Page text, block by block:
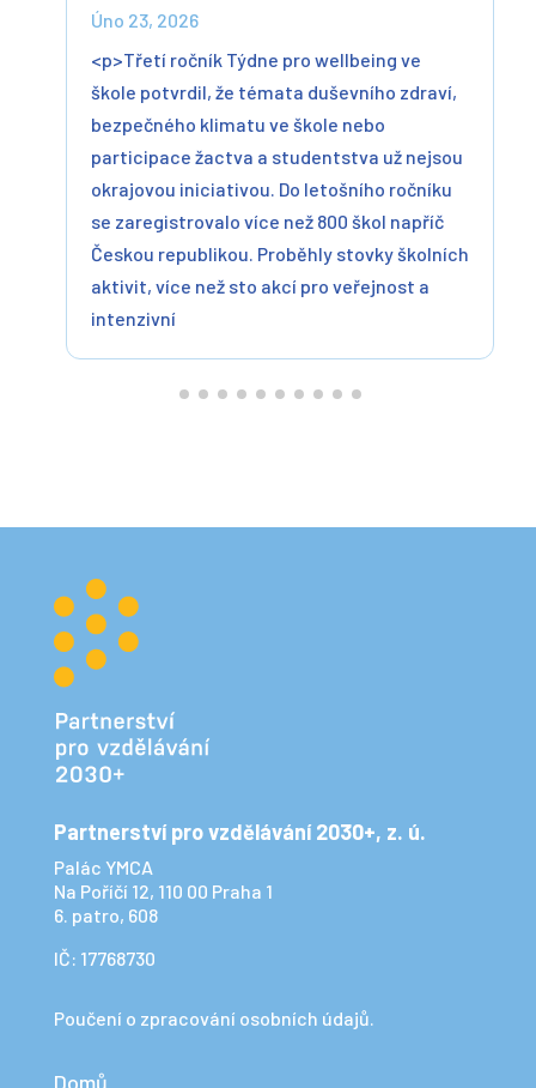
Úno 23, 2026
<p>Třetí ročník Týdne pro wellbeing ve
škole potvrdil, že témata duševního zdraví,
bezpečného klimatu ve škole nebo
participace žactva a studentstva už nejsou
okrajovou iniciativou. Do letošního ročníku
se zaregistrovalo více než 800 škol napříč
Českou republikou. Proběhly stovky školních
aktivit, více než sto akcí pro veřejnost a
intenzivní
Partnerství pro vzdělávání 2030+, z. ú.
Palác YMCA
Na Poříčí 12, 110 00 Praha 1
6. patro, 608
IČ: 17768730
Poučení o zpracování osobních údajů.
Domů